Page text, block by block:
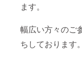
ます。
幅広い方々のご
ちしております。